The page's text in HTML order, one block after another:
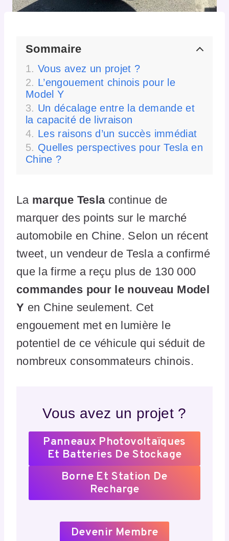
Sommaire
Vous avez un projet ?
L’engouement chinois pour le
Model Y
Un décalage entre la demande et
la capacité de livraison
Les raisons d’un succès immédiat
Quelles perspectives pour Tesla en
Chine ?
La marque Teslacontinue de
marquer des points sur le marché
automobile en Chine. Selon un récent
tweet, un vendeur de Tesla a confirmé
que la firme a reçu plus de 130 000
commandes pour le nouveau Model
Y en Chine seulement. Cet
engouement met en lumière le
potentiel de ce véhicule qui séduit de
nombreux consommateurs chinois.
Vous avez un projet ?
Panneaux Photovoltaïques
Et Batteries De Stockage
Borne Et Station De
Recharge
Devenir Membre